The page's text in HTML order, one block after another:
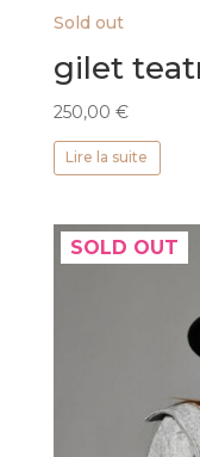
Sold out
gilet
250,00 €
Lire la suite
SOLD OUT